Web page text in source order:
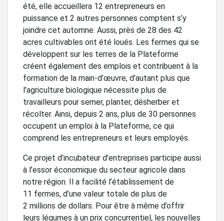
été, elle accueillera 12 entrepreneurs en
puissance et 2 autres personnes comptent s’y
joindre cet automne. Aussi, près de 28 des 42
acres cultivables ont été loués. Les fermes qui se
développent sur les terres de la Plateforme
créent également des emplois et contribuent à la
formation de la main-d’œuvre, d’autant plus que
l’agriculture biologique nécessite plus de
travailleurs pour semer, planter, désherber et
récolter. Ainsi, depuis 2 ans, plus de 30 personnes
occupent un emploi à la Plateforme, ce qui
comprend les entrepreneurs et leurs employés.
Ce projet d’incubateur d’entreprises participe aussi
à l’essor économique du secteur agricole dans
notre région. Il a facilité l’établissement de
11 fermes, d’une valeur totale de plus de
2 millions de dollars. Pour être à même d’offrir
leurs légumes à un prix concurrentiel, les nouvelles